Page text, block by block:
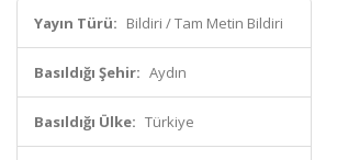
Yayın Türü: Bildiri / Tam Metin Bildiri
Basıldığı Şehir: Aydın
Basıldığı Ülke: Türkiye